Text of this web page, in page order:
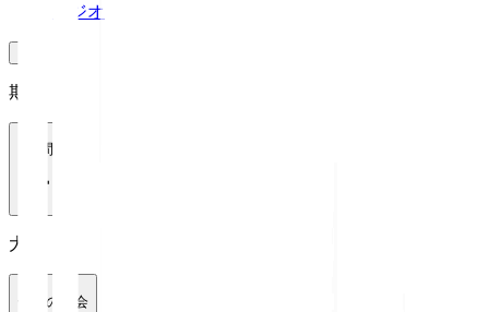
ラジオ
期間
1週間
大会
全ての大会